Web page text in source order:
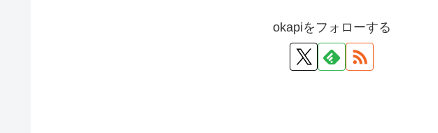
okapiをフォローする